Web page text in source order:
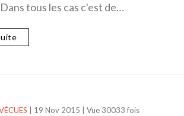
tous les cas c'est de…
19 Nov 2015 Vue 30033 fois